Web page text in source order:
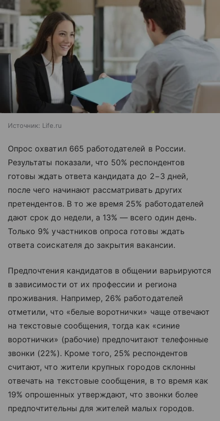
Источник: Life.ru
Опрос охватил 665 работодателей в России.
Результаты показали, что 50% респондентов
готовы ждать ответа кандидата до 2−3 дней,
после чего начинают рассматривать других
претендентов. В то же время 25% работодателей
дают срок до недели, а 13% — всего один день.
Только 9% участников опроса готовы ждать
ответа соискателя до закрытия вакансии.
Предпочтения кандидатов в общении варьируются
в зависимости от их профессии и региона
проживания. Например, 26% работодателей
отметили, что «белые воротнички» чаще отвечают
на текстовые сообщения, тогда как «синие
воротнички» (рабочие) предпочитают телефонные
звонки (22%). Кроме того, 25% респондентов
считают, что жители крупных городов склонны
отвечать на текстовые сообщения, в то время как
19% опрошенных утверждают, что звонки более
предпочтительны для жителей малых городов.